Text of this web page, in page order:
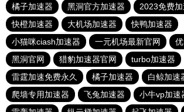
橘子加速器
黑洞官方加速器
2023免费
快橙加速器
大机场加速器
快鸭加速器
小猫咪ciash加速器
一元机场最新官网
黑洞官网
猎豹加速器官网 turbo加速器
雷霆加速免费永久
橘子加速器
白鲸加速
爬墙专用加速器
飞兔加速器 小牛vp加速